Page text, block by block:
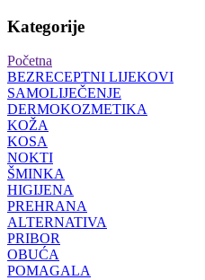
Kategorije
Početna
BEZRECEPTNI LIJEKOVI
SAMOLIJEČENJE
DERMOKOZMETIKA
KOŽA
KOSA
NOKTI
ŠMINKA
HIGIJENA
PREHRANA
ALTERNATIVA
PRIBOR
OBUĆA
POMAGALA